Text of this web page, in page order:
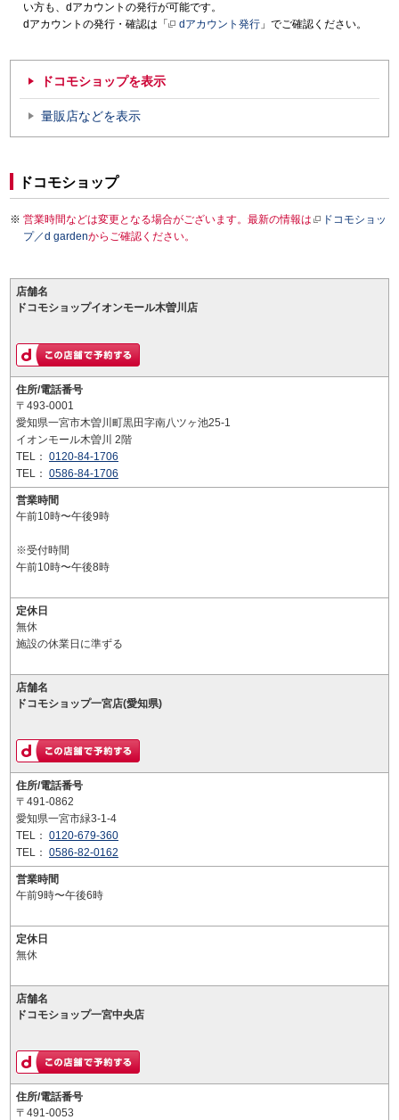
い方も、dアカウントの発行が可能です。
dアカウントの発行・確認は「
dアカウント発行 」でご確認ください。
ドコモショップを表示
量販店などを表示
ドコモショップ
営業時間などは変更となる場合がございます。最新の情報は
ドコモショッ
プ／d gardenからご確認ください。
店舗名
ドコモショップイオンモール木曽川店
住所/電話番号
〒493-0001
愛知県一宮市木曽川町黒田字南八ツヶ池25-1
イオンモール木曽川 2階
TEL： 0120-84-1706
TEL： 0586-84-1706
営業時間
午前10時〜午後9時
※受付時間
午前10時〜午後8時
定休日
無休
施設の休業日に準ずる
店舗名
ドコモショップ一宮店(愛知県)
住所/電話番号
〒491-0862
愛知県一宮市緑3-1-4
TEL： 0120-679-360
TEL： 0586-82-0162
営業時間
午前9時〜午後6時
定休日
無休
店舗名
ドコモショップ一宮中央店
住所/電話番号
〒491-0053